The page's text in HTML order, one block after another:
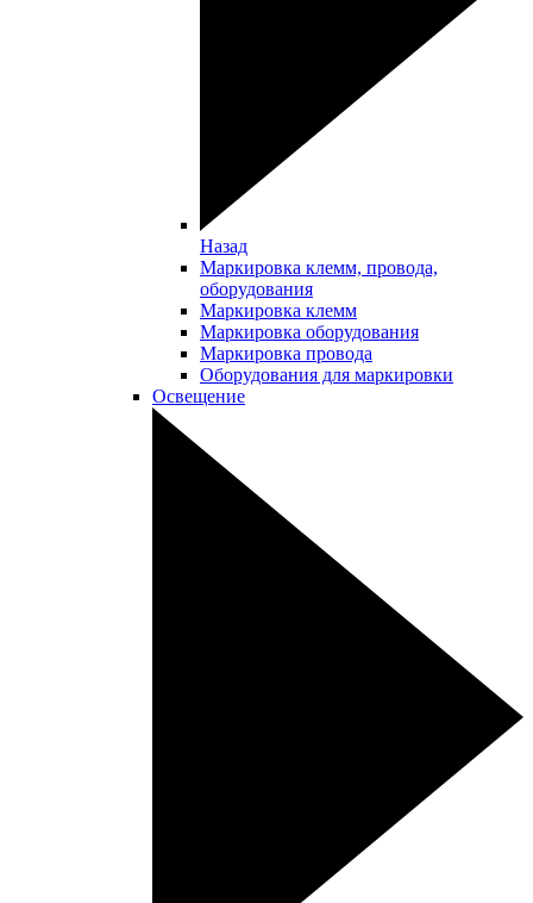
Назад
Маркировка клемм, провода,
оборудования
Маркировка клемм
Маркировка оборудования
Маркировка провода
Оборудования для маркировки
Освещение